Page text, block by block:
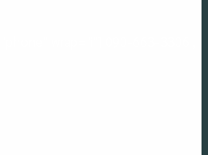
wrap="i"] 090-663-3306 ,